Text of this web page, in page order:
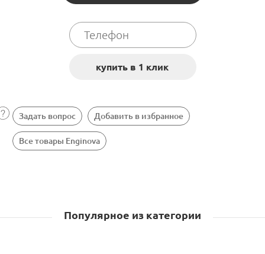
Задать вопрос Добавить в избранное
Все товары Enginova
Популярное из категории